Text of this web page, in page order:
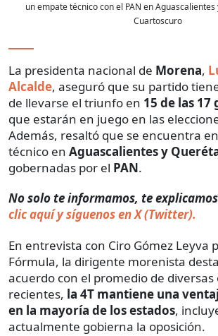
un empate técnico con el PAN en
Cuartoscuro
La presidenta nacional de Morena,
Alcalde, aseguró que su partido
de llevarse el triunfo en 15 de las
que estarán en juego en las
Además, resaltó que se encuentra
técnico en Aguascalientes y
gobernadas por el PAN.
No solo te informamos, te
clic aquí y síguenos en X (Twitter).
En entrevista con Ciro Gómez Leyva
Fórmula, la dirigente morenista
acuerdo con el promedio de diversas
recientes, la 4T mantiene una
en la mayoría de los estados,
actualmente gobierna la oposición.